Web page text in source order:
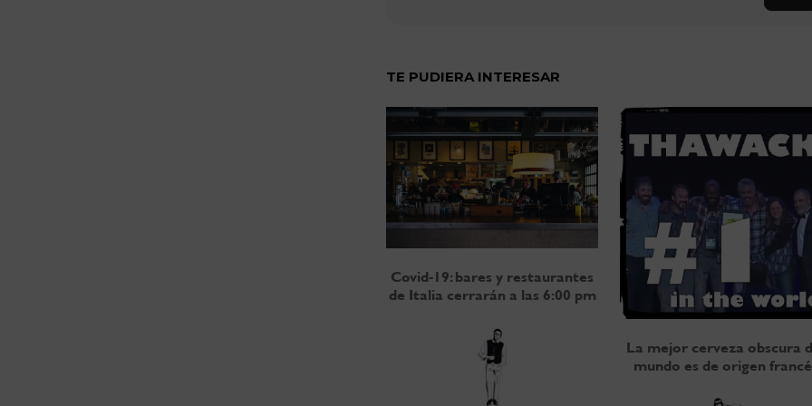
TE PUDIERA INTERESAR
Covid-19: bares y restaurantes
de Italia cerrarán a las 6:00 pm
La mejor cerveza obscura
mundo es de origen